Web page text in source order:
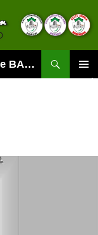
Schola Cantorum San Vicente de BARAKALDO